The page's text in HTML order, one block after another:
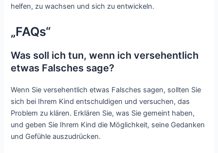
helfen, zu wachsen und sich zu entwickeln.
„FAQs“
Was soll ich tun, wenn ich versehentlich
etwas Falsches sage?
Wenn Sie versehentlich etwas Falsches sagen, sollten Sie
sich bei Ihrem Kind entschuldigen und versuchen, das
Problem zu klären. Erklären Sie, was Sie gemeint haben,
und geben Sie Ihrem Kind die Möglichkeit, seine Gedanken
und Gefühle auszudrücken.